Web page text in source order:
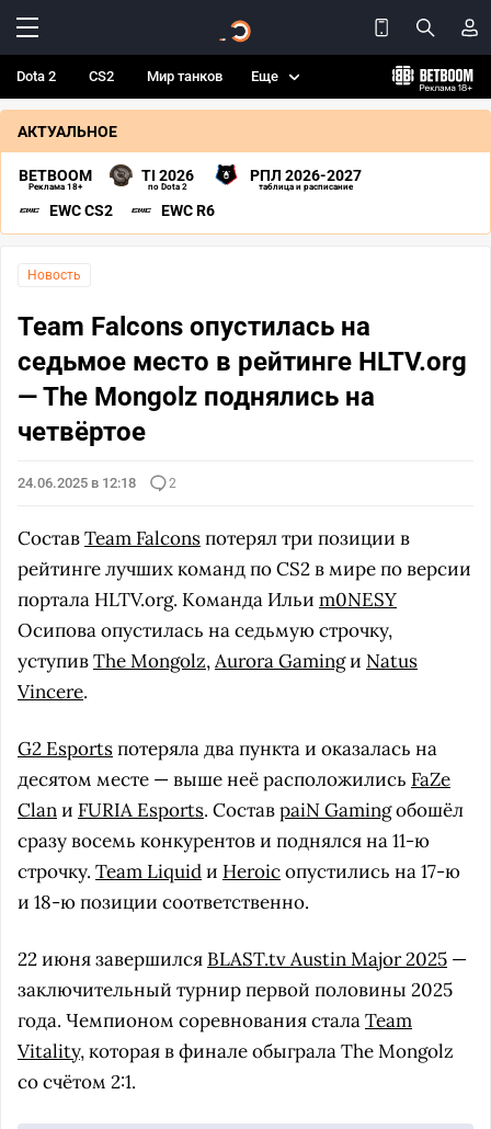
Dota 2 CS2 Мир танков Еще
АКТУАЛЬНОЕ
BETBOOM
Реклама 18+
TI 2026
по Dota 2
РПЛ 2026-2027
таблица и расписание
EWC CS2 EWC R6
Новость
Team Falcons опустилась на
седьмое место в рейтинге HLTV.org
— The Mongolz поднялись на
четвёртое
24.06.2025 в 12:18 2
СоставTeam Falconsпотерял три позиции в
рейтинге лучших команд по CS2 в мире по версии
портала HLTV.org. Команда Ильи m0NESY
Осипова опустилась на седьмую строчку,
уступивThe Mongolz,Aurora Gamingи Natus
Vincere.
G2 Esportsпотеряла два пункта и оказалась на
десятом месте — выше неё расположились FaZe
Clanи FURIA Esports. СоставpaiN Gamingобошёл
сразу восемь конкурентов и поднялся на 11-ю
строчку. Team Liquidи Heroicопустились на 17-ю
и 18-ю позиции соответственно.
22 июня завершился BLAST.tv Austin Major 2025 —
заключительный турнир первой половины 2025
года. Чемпионом соревнования сталаTeam
Vitality, которая в финале обыграла The Mongolz
со счётом 2:1.